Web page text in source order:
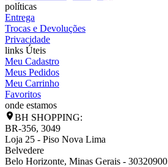
políticas
Entrega
Trocas e Devoluções
Privacidade
links Úteis
Meu Cadastro
Meus Pedidos
Meu Carrinho
Favoritos
onde estamos
BH SHOPPING:
BR-356, 3049
Loja 25 - Piso Nova Lima
Belvedere
Belo Horizonte, Minas Gerais - 30320900